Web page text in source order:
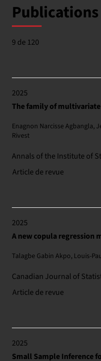
Publications
9 de 120
2025
The family of
Enagnon Narcisse Agbangla,
Rivest
Annals of the Institute of
Article de revue
2025
A new copula regression
Talagbe Gabin Akpo,
Canadian Journal of
Article de revue
2025
Small Sample Inference